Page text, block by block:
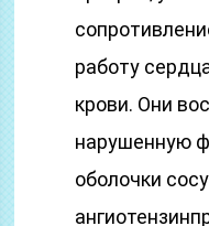
работу
крови. Они
нарушенную
оболочки